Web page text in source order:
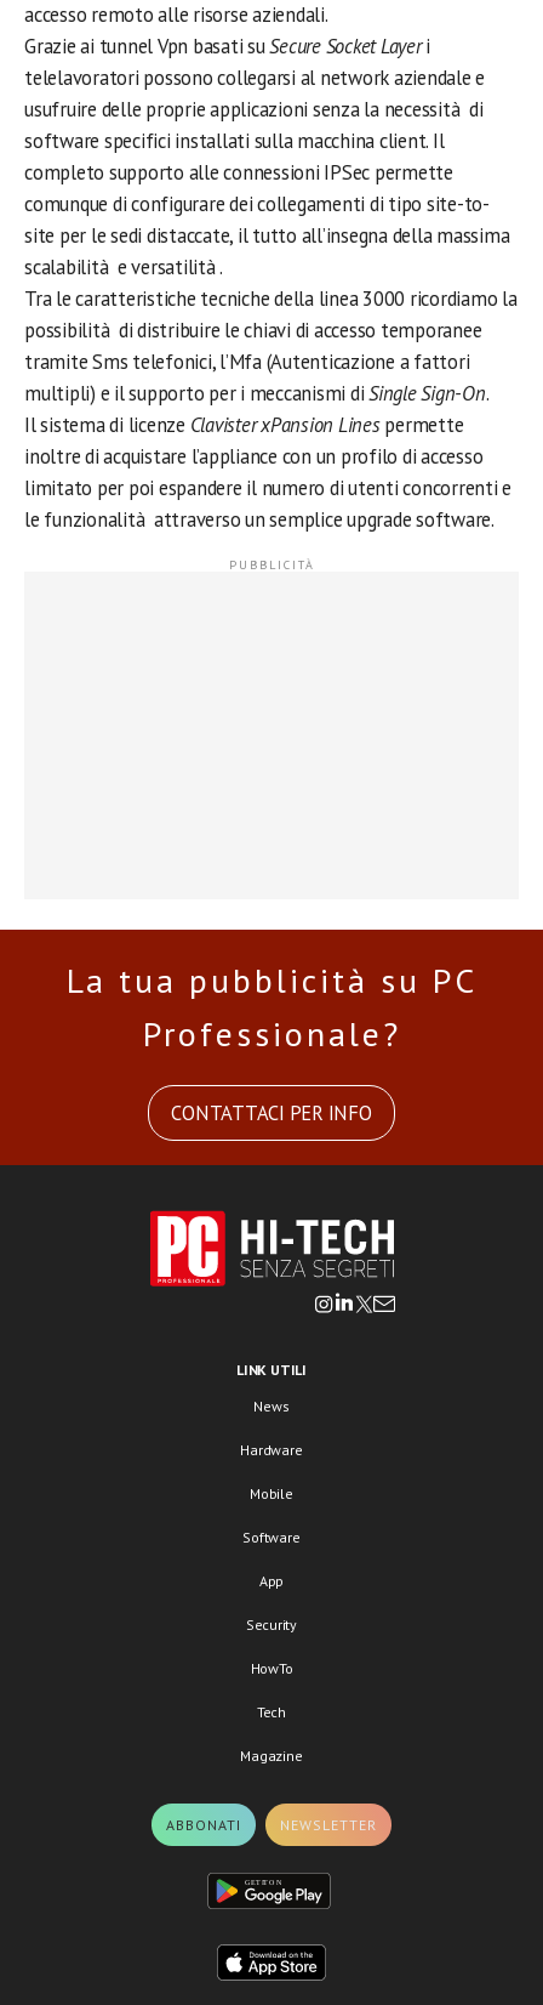
accesso remoto alle risorse aziendali.
Grazie ai tunnel Vpn basati suSecure Socket Layeri
telelavoratori possono collegarsi al network aziendale e
usufruire delle proprie applicazioni senza la necessità di
software specifici installati sulla macchina client. Il
completo supporto alle connessioni IPSec permette
comunque di configurare dei collegamenti di tipo site-to-
site per le sedi distaccate, il tutto all’insegna della massima
scalabilità e versatilità .
Tra le caratteristiche tecniche della linea 3000 ricordiamo la
possibilità di distribuire le chiavi di accesso temporanee
tramite Sms telefonici, l’Mfa (Autenticazione a fattori
multipli) e il supporto per i meccanismi diSingle Sign-On.
Il sistema di licenze Clavister xPansion Linespermette
inoltre di acquistare l’appliance con un profilo di accesso
limitato per poi espandere il numero di utenti concorrenti e
le funzionalità attraverso un semplice upgrade software.
La tua pubblicità su PC
Professionale?
CONTATTACI PER INFO
LINK UTILI
News
Hardware
Mobile
Software
App
Security
HowTo
Tech
Magazine
ABBONATI NEWSLETTER